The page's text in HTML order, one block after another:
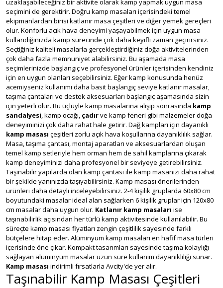
uzaklaşabileceğiniz bir aktivite olarak kamp yapmak uygun masa
seçimini de gerektirir. Doğru kamp masaları içerisindeki temel
ekipmanlardan birisi katlanır masa çeşitleri ve diğer yemek gereçleri
olur. Konforlu açık hava deneyimi yaşayabilmek için uygun masa
kullandığınızda kamp sürecinde çok daha keyifli zaman geçirirsiniz.
Seçtiğiniz kaliteli masalarla gerçekleştirdiğiniz doğa aktivitelerinden
çok daha fazla memnuniyet alabilirsiniz. Bu aşamada masa
seçimlerinizde başlangıç ve profesyonel ürünler içerisinden kendiniz
için en uygun olanları seçebilirsiniz. Eğer kamp konusunda henüz
acemiyseniz kullanımı daha basit başlangıç seviye katlanır masalar,
taşıma çantaları ve destek aksesuarları başlangıç aşamasında sizin
için yeterli olur. Bu üçlüyle kamp masalarına alışıp sonrasında kamp
sandalyesi, kamp ocağı, çadırve kamp feneri gibi malzemeler doğa
deneyiminizi çok daha rahat hale getirir. Dağ kampları için dayanıklı
kamp masası çeşitleri zorlu açık hava koşullarına dayanıklılık sağlar.
Masa, taşıma çantası, montaj aparatları ve aksesuarlardan oluşan
temel kamp setleriyle hem orman hem de sahil kamplarına çıkarak
kamp deneyiminizi daha profesyonel bir seviyeye getirebilirsiniz.
Taşınabilir yapılarda olan kamp çantası ile kamp masanızı daha rahat
bir şekilde yanınızda taşıyabilirsiniz. Kamp masası önerilerinden
ürünleri daha detaylı inceleyebilirsiniz. 2-4 kişilik gruplarda 60x80 cm
boyutundaki masalar ideal alan sağlarken 6 kişilik gruplar için 120x80
cm masalar daha uygun olur. Katlanır kamp masaları ise
taşınabilirlik açısından her türlü kamp aktivitesinde kullanılabilir. Bu
süreçte kamp masası fiyatları zengin çeşitlilik sayesinde farklı
bütçelere hitap eder. Alüminyum kamp masaları en hafif masa türleri
içerisinde öne çıkar. Kompakt tasarımları sayesinde taşıma kolaylığı
sağlayan alüminyum masalar uzun süre kullanım dayanıklılığı sunar.
Kamp masası indirimli fırsatlarla Avcity'de yer alır.
Taşınabilir Kamp Masası Çeşitleri